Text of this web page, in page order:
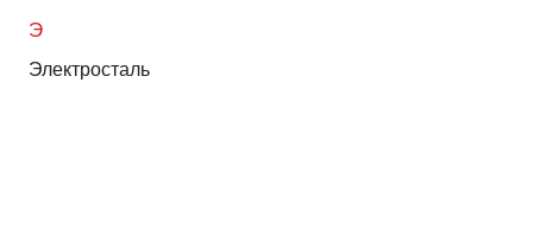
Э
Электросталь